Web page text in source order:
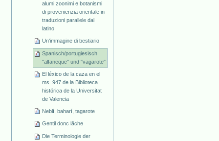
alumi zoonimi e botanismi
di provenienzia orientale in
traduzioni parallele dal
latino
Un'immagine di bestiario
Spanisch/portugiesisch
"alfaneque" und "vagarote"
El léxico de la caza en el
ms. 947 de la Biblioteca
histórica de la Universitat
de Valencia
Neblí, baharí, tagarote
Gentil donc lâche
Die Terminologie der